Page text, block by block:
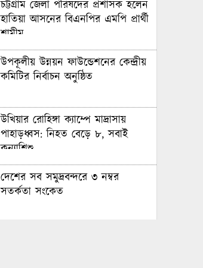
চট্টগ্রাম জেলা পরিষদের প্রশাসক হলেন
হাতিয়া আসনের বিএনপির এমপি প্রার্থী
শামীম
উপকূলীয় উন্নয়ন ফাউন্ডেশনের কেন্দ্রীয়
কমিটির নির্বাচন অনুষ্ঠিত
উখিয়ার রোহিঙ্গা ক্যাম্পে মাদ্রাসায়
পাহাড়ধ্বস: নিহত বেড়ে ৮, সবাই
কন্যাশিশু
দেশের সব সমুদ্রবন্দরে ৩ নম্বর
সতর্কতা সংকেত